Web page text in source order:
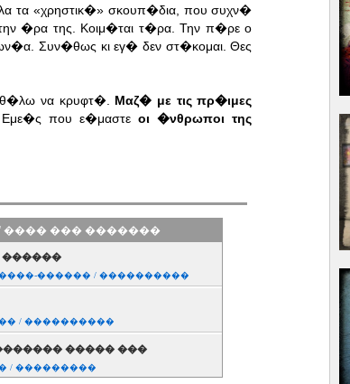
τα «χρηστικ�» σκουπ�δια, που συχν�
�ρα της. Κοιμ�ται τ�ρα. Την π�ρε ο
Συν�θως κι εγ� δεν στ�κομαι. Θες
να κρυφτ�.
Μαζ� με τις πρ�ιμες
Εμε�ς που ε�μαστεοι �νθρωποι της
���� ��� �������
������
������ / ����������
/ ����������
����� ���
/ ���������